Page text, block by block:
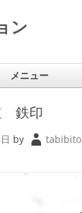
ン
メニュー
鉄印
by tabibito